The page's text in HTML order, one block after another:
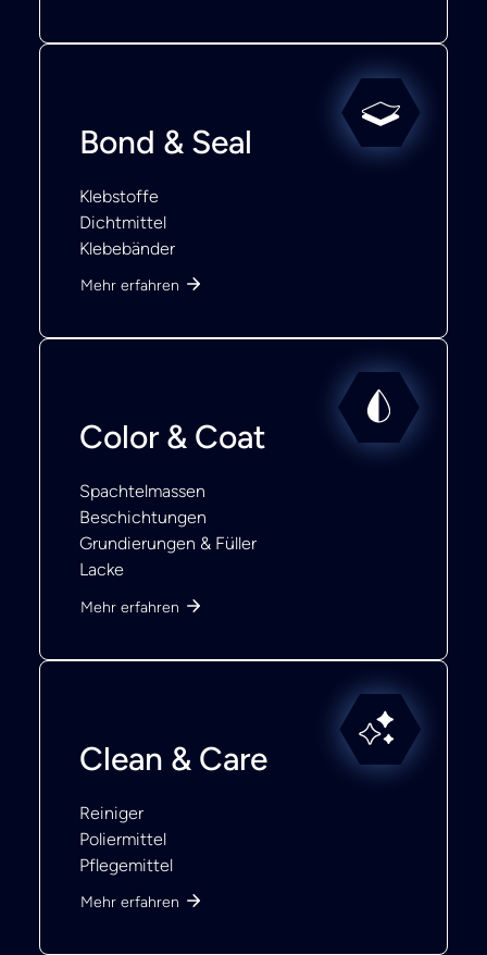
Bond & Seal
Klebstoffe
Dichtmittel
Klebebänder
Mehr erfahren
Color & Coat
Spachtelmassen
Beschichtungen
Grundierungen & Füller
Lacke
Mehr erfahren
Clean & Care
Reiniger
Poliermittel
Pflegemittel
Mehr erfahren